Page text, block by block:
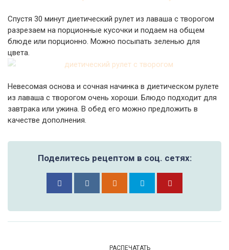
Спустя 30 минут диетический рулет из лаваша с творогом
разрезаем на порционные кусочки и подаем на общем
блюде или порционно. Можно посыпать зеленью для
цвета.
Невесомая основа и сочная начинка в диетическом рулете
из лаваша с творогом очень хороши. Блюдо подходит для
завтрака или ужина. В обед его можно предложить в
качестве дополнения.
Поделитесь рецептом в соц. сетях:
РАСПЕЧАТАТЬ